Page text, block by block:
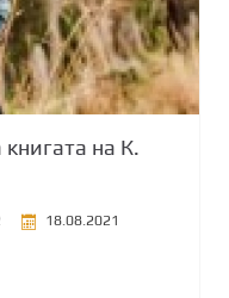
на К.
18.08.2021